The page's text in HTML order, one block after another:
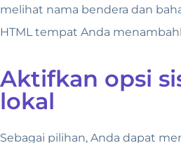
melihat nama bendera dan
HTML tempat Anda
Aktifkan opsi
lokal
Sebagai pilihan, Anda dapat